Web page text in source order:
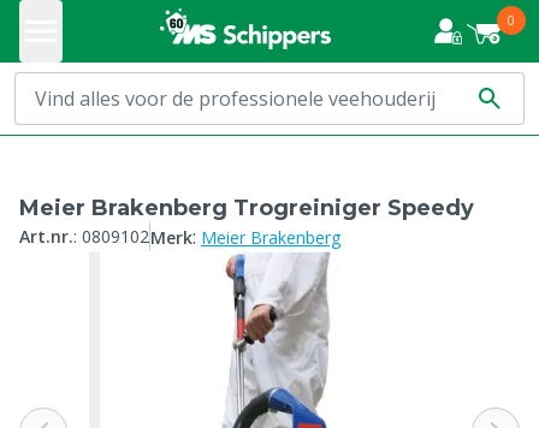
0
Meier Brakenberg Trogreiniger Speedy
Art.nr.: 0809102Merk: Meier Brakenberg